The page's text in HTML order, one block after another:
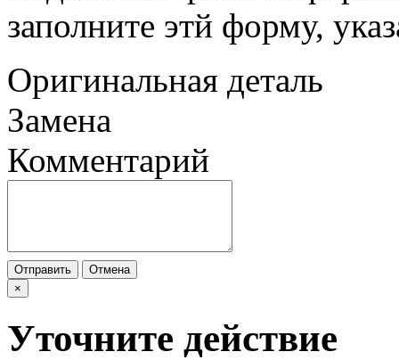
заполните этй форму,
Оригинальная деталь
Замена
Комментарий
Отправить
Отмена
×
Уточните действие